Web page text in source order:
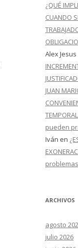
¿QUÉ
CUANDO
Alex
JUAN
pueden
Iván en
ARCHIVOS
agosto
julio 2026